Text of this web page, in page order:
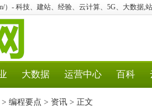
）- 科技、建站、经验、云计算、5G、大数据,
大数据 运营中心 百科
> 编程要点 > 资讯 > 正文